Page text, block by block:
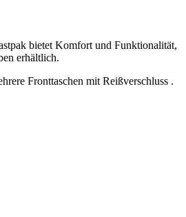
bietet Komfort und Funktionalität,
erhältlich.
Fronttaschen mit Reißverschluss .